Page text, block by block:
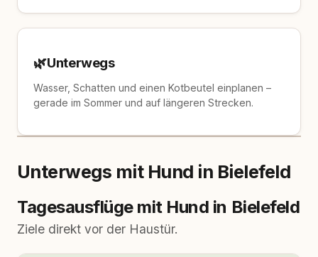
🌿Unterwegs
Wasser, Schatten und einen Kotbeutel einplanen –
gerade im Sommer und auf längeren Strecken.
Unterwegs mit Hund in Bielefeld
Tagesausflüge mit Hund in Bielefeld
Ziele direkt vor der Haustür.